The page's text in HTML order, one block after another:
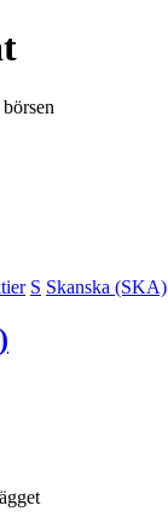
S Skanska (SKA)